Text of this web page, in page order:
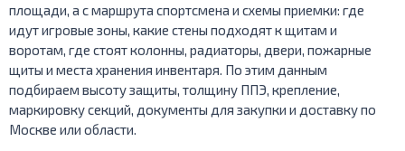
площади, а с маршрута спортсмена и схемы приемки: где
идут игровые зоны, какие стены подходят к щитам и
воротам, где стоят колонны, радиаторы, двери, пожарные
щиты и места хранения инвентаря. По этим данным
подбираем высоту защиты, толщину ППЭ, крепление,
маркировку секций, документы для закупки и доставку по
Москве или области.